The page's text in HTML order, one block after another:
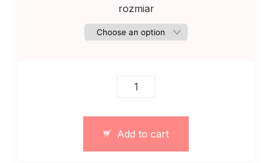
rozmiar
Damski
zima
jesień
Add to cart